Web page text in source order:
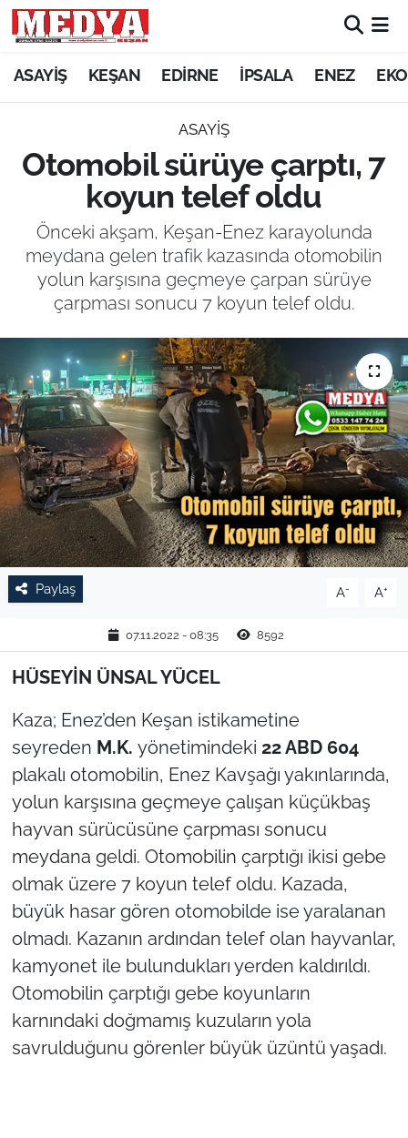
ASAYİŞ KEŞAN EDİRNE İPSALA ENEZ
ASAYİŞ
Otomobil sürüye çarptı, 7
koyun telef oldu
Önceki akşam, Keşan-Enez karayolunda
meydana gelen trafik kazasında otomobilin
yolun karşısına geçmeye çarpan sürüye
çarpması sonucu 7 koyun telef oldu.
Paylaş A- A+
07.11.2022 - 08:35 8592
HÜSEYİN ÜNSAL YÜCEL
Kaza; Enez’den Keşan istikametine
seyreden M.K. yönetimindeki 22 ABD 604
plakalı otomobilin, Enez Kavşağı yakınlarında,
yolun karşısına geçmeye çalışan küçükbaş
hayvan sürücüsüne çarpması sonucu
meydana geldi. Otomobilin çarptığı ikisi gebe
olmak üzere 7 koyun telef oldu. Kazada,
büyük hasar gören otomobilde ise yaralanan
olmadı. Kazanın ardından telef olan hayvanlar,
kamyonet ile bulundukları yerden kaldırıldı.
Otomobilin çarptığı gebe koyunların
karnındaki doğmamış kuzuların yola
savrulduğunu görenler büyük üzüntü yaşadı.
KEŞAN
ASAYİŞ
SİYASET
GÜNDEM
EKONOMİ
SAĞLIK
EĞİTİM
TARIM VE HAYVANCILIK
KÜLTÜR SANAT
RESMİ İLAN
SPOR
EDİRNE
TEKİRDAĞ
KIRKLARELİ
ÇANAKKALE
TÜRKİYE
Bölge
Genel
Politika